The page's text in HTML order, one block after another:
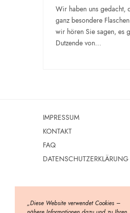
Wir haben uns gedacht,
ganz besondere
wir hören Sie sagen, es
Dutzende von…
IMPRESSUM
KONTAKT
FAQ
DATENSCHUTZERKLÄRUNG
„Diese Website verwendet Cookies –